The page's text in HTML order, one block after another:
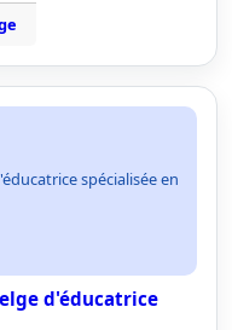
spécialisée en
d'éducatrice